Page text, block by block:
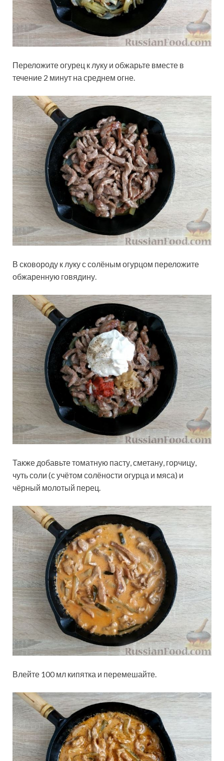
Переложите огурец к луку и обжарьте вместе в
течение 2 минут на среднем огне.
В сковороду к луку с солёным огурцом переложите
обжаренную говядину.
Также добавьте томатную пасту, сметану, горчицу,
чуть соли (с учётом солёности огурца и мяса) и
чёрный молотый перец.
Влейте 100 мл кипятка и перемешайте.